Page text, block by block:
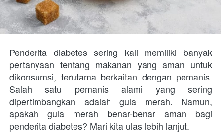
Penderita diabetes sering kali memiliki banyak
pertanyaan tentang makanan yang aman untuk
dikonsumsi, terutama berkaitan dengan pemanis.
Salah satu pemanis alami yang sering
dipertimbangkan adalah gula merah. Namun,
apakah gula merah benar-benar aman bagi
penderita diabetes? Mari kita ulas lebih lanjut.